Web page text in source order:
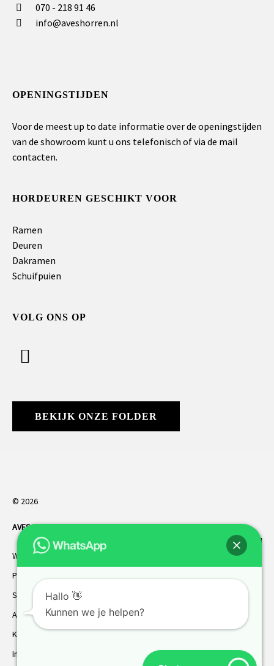
070 - 218 91 46
info@aveshorren.nl
OPENINGSTIJDEN
Voor de meest up to date informatie over de openingstijden
van de showroom kunt u ons telefonisch of via de mail
contacten.
HORDEUREN GESCHIKT VOOR
Ramen
Deuren
Dakramen
Schuifpuien
VOLG ONS OP
BEKIJK ONZE FOLDER
© 2026
AVES HORREN. Alle rechten voorbehouden.
Webdesign Vanoo Media
Privacybeleid
Sitemap
AVES garantie
Klantenservice
Inmeten
Hallo 👋
Kunnen we je helpen?